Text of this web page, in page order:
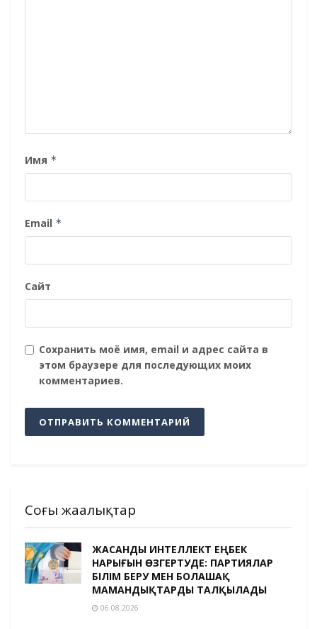
Имя *
Email *
Сайт
Сохранить моё имя, email и адрес сайта в
этом браузере для последующих моих
комментариев.
Соңғы жаңалықтар
ЖАСАНДЫ ИНТЕЛЛЕКТ ЕҢБЕК
НАРЫҒЫН ӨЗГЕРТУДЕ: ПАРТИЯЛАР
БІЛІМ БЕРУ МЕН БОЛАШАҚ
МАМАНДЫҚТАРДЫ ТАЛҚЫЛАДЫ
06.08.2026